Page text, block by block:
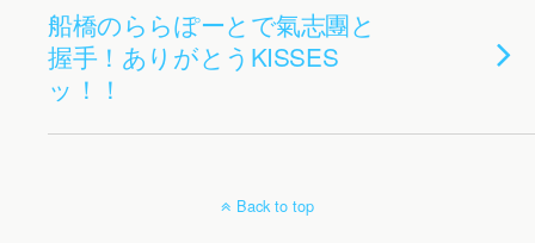
船橋のららぽーとで氣志團と
握手！ありがとうKISSES
ッ！！
Back to top